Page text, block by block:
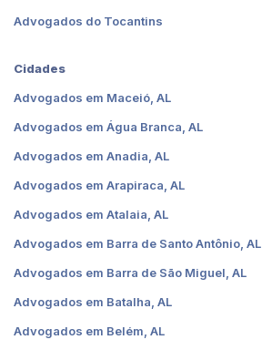
Advogados do Tocantins
Cidades
Advogados em Maceió, AL
Advogados em Água Branca, AL
Advogados em Anadia, AL
Advogados em Arapiraca, AL
Advogados em Atalaia, AL
Advogados em Barra de Santo Antônio, AL
Advogados em Barra de São Miguel, AL
Advogados em Batalha, AL
Advogados em Belém, AL